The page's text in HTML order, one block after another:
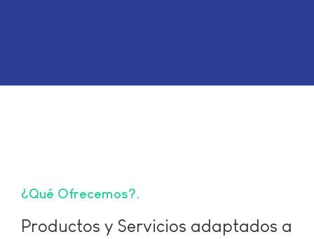
¿Qué Ofrecemos?
Productos y Servicios adaptados a